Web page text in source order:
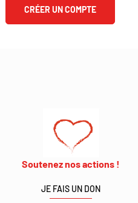
CRÉER UN COMPTE
Soutenez nos actions !
JE FAIS UN DON